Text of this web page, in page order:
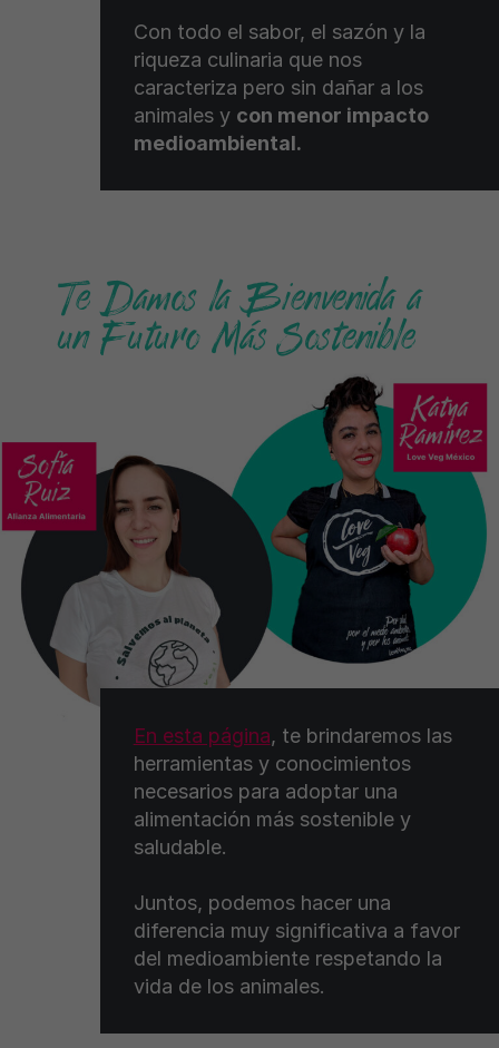
Con todo el sabor, el sazón y la
riqueza culinaria que nos
caracteriza pero sin dañar a los
animales y con menor impacto
medioambiental.
Te Damos la Bienvenida a
un Futuro Más Sostenible
En esta página, te brindaremos las
herramientas y conocimientos
necesarios para adoptar una
alimentación más sostenible y
saludable.
Juntos, podemos hacer una
diferencia muy significativa a favor
del medioambiente respetando la
vida de los animales.